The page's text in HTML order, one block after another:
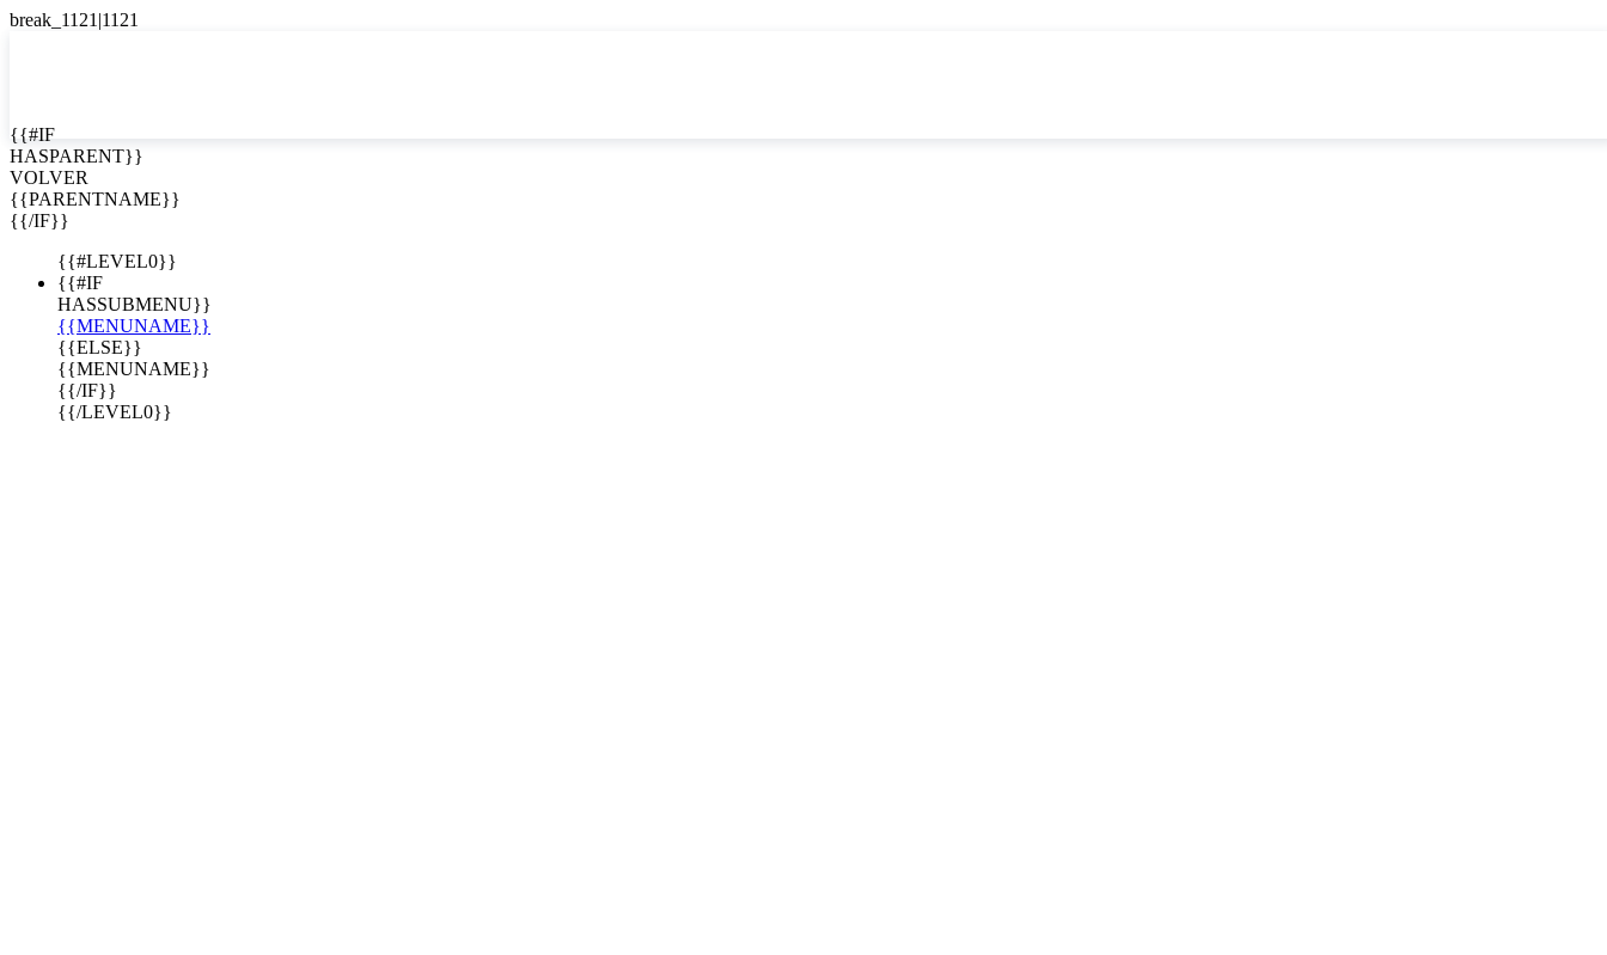
{{#IF
HASPARENT}}
VOLVER
{{PARENTNAME}}
{{/IF}}
{{#LEVEL0}}
{{#IF
HASSUBMENU}}
{{MENUNAME}}
{{ELSE}}
{{MENUNAME}}
{{/IF}}
{{/LEVEL0}}